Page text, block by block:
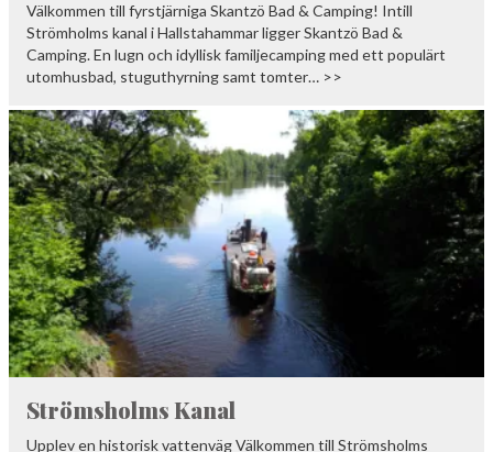
Välkommen till fyrstjärniga Skantzö Bad & Camping! Intill
Strömholms kanal i Hallstahammar ligger Skantzö Bad &
Camping. En lugn och idyllisk familjecamping med ett populärt
utomhusbad, stuguthyrning samt tomter… >>
Strömsholms Kanal
Upplev en historisk vattenväg Välkommen till Strömsholms